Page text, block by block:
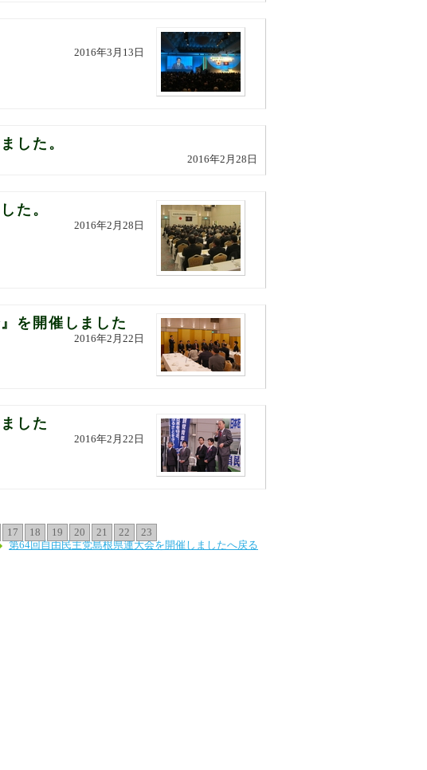
2016年3月13日
した。
2016年2月28日
た。
2016年2月28日
を開催しました
2016年2月22日
した
2016年2月22日
17 18 19 20 21 22
23
第64回自由民主党島根県連大会を開催しましたへ戻る